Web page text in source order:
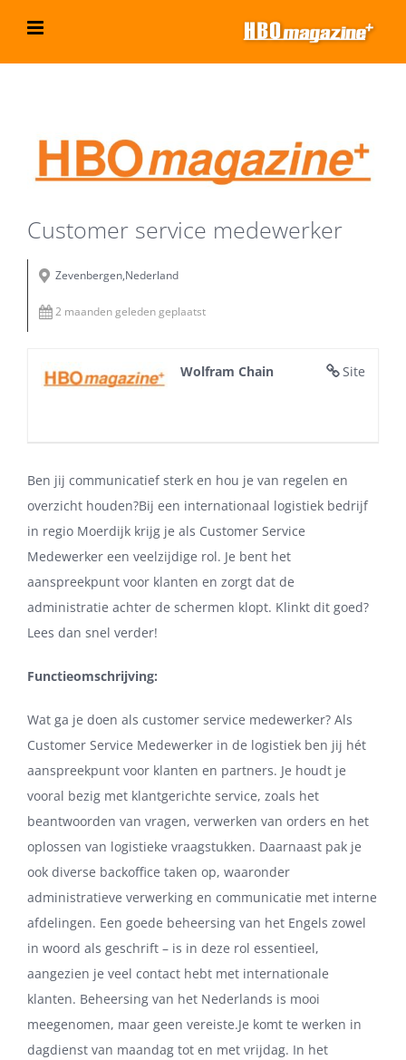
inhoud
grotere
afbeelding
Customer service medewerker
Zevenbergen,Nederland
2 maanden geleden geplaatst
Site
Wolfram Chain
Ben jij communicatief sterk en hou je van regelen en
overzicht houden?Bij een internationaal logistiek bedrijf
in regio Moerdijk krijg je als Customer Service
Medewerker een veelzijdige rol. Je bent het
aanspreekpunt voor klanten en zorgt dat de
administratie achter de schermen klopt. Klinkt dit goed?
Lees dan snel verder!
Functieomschrijving:
Wat ga je doen als customer service medewerker? Als
Customer Service Medewerker in de logistiek ben jij hét
aanspreekpunt voor klanten en partners. Je houdt je
vooral bezig met klantgerichte service, zoals het
beantwoorden van vragen, verwerken van orders en het
oplossen van logistieke vraagstukken. Daarnaast pak je
ook diverse backoffice taken op, waaronder
administratieve verwerking en communicatie met interne
afdelingen. Een goede beheersing van het Engels zowel
in woord als geschrift – is in deze rol essentieel,
aangezien je veel contact hebt met internationale
klanten. Beheersing van het Nederlands is mooi
meegenomen, maar geen vereiste.Je komt te werken in
dagdienst van maandag tot en met vrijdag. In het